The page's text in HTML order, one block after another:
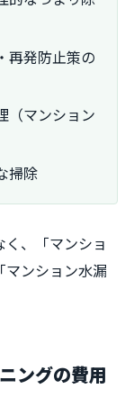
再発防止策の
（マンション
掃除
、「マンショ
マンション水漏
ングの費用